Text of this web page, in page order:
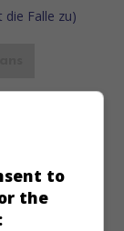
chantage sur
de dollars.
to
the